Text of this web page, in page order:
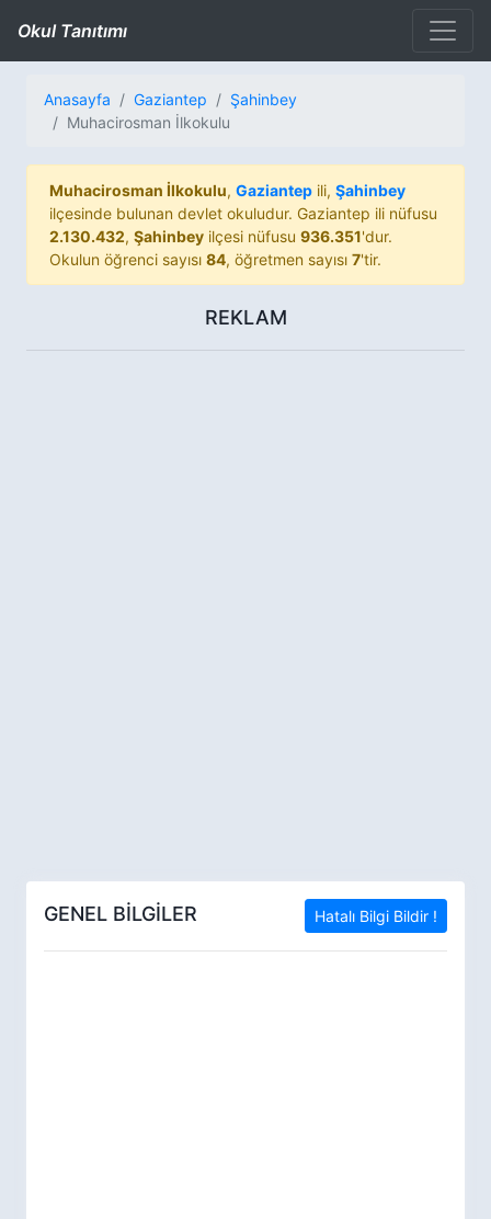
Okul Tanıtımı
Anasayfa Gaziantep
Şahinbey
Muhacirosman İlkokulu
Muhacirosman İlkokulu, Gaziantep ili, Şahinbey
ilçesinde bulunan devlet okuludur. Gaziantep ili nüfusu
2.130.432, Şahinbey ilçesi nüfusu 936.351'dur.
Okulun öğrenci sayısı 84, öğretmen sayısı 7'tir.
REKLAM
GENEL BİLGİLER Hatalı Bilgi Bildir !